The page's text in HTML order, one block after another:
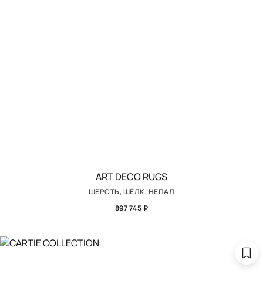
ART DECO RUGS
ШЕРСТЬ, ШЁЛК, НЕПАЛ
897 745 ₽